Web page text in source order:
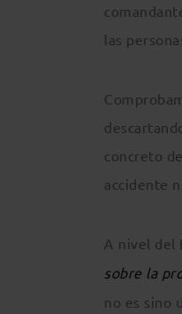
las
concreto
accidente
A nivel del
sobre la
no es sino